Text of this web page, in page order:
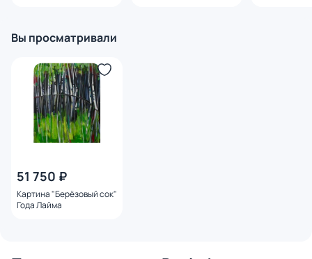
Вы просматривали
51 750 ₽
Картина "Берёзовый сок"
Года Лайма